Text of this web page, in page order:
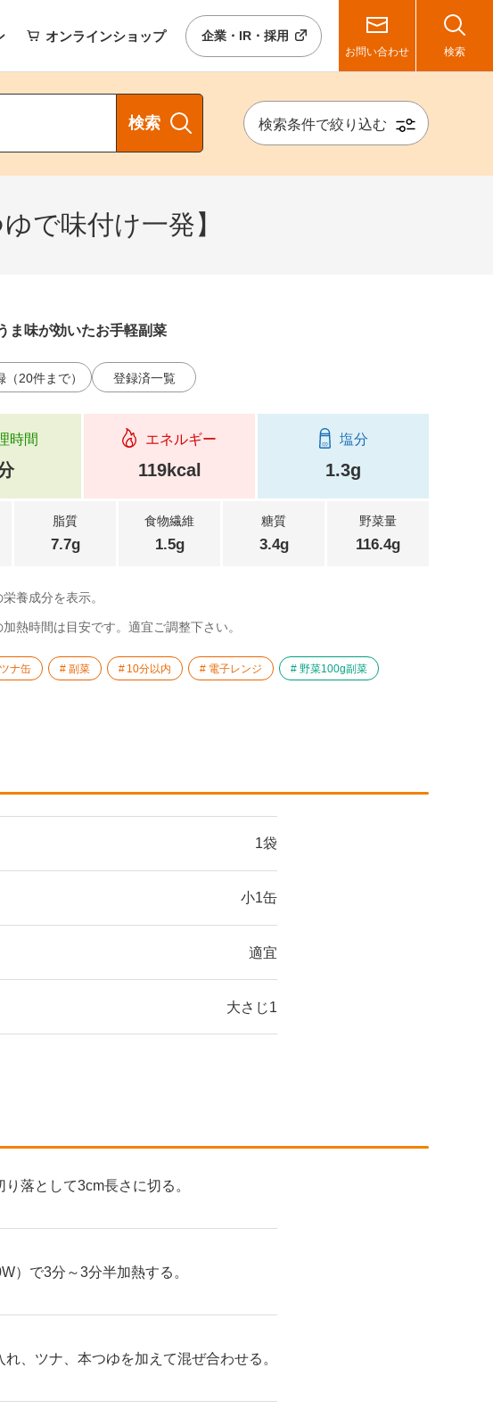
オンラインショップ 企業・IR・採用
お問い合わせ 検索
検索 検索条件で絞り込む
で味付け一発】
ま味が効いたお手軽副菜
20件まで） 登録済一覧
時間 エネルギー
119kcal
塩分
1.3g
脂質
7.7g
食物繊維
1.5g
糖質
3.4g
野菜量
116.4g
養成分を表示。
熱時間は目安です。適宜ご調整下さい。
ツナ缶 副菜 10分以内 電子レンジ 野菜100g副菜
1袋
小1缶
適宜
大さじ1
落として3cm長さに切る。
）で3分～3分半加熱する。
、ツナ、本つゆを加えて混ぜ合わせる。